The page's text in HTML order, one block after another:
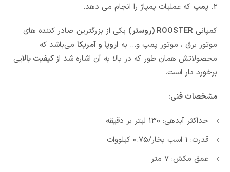
پمپ که عملیات پمپاژ را انجام می دهد.
کمپانی ROOSTER (روستر)
یکی از بزرگترین صادر کننده های
موتور برق ، موتور پمپ و… به اروپا و آمریکا می‌باشد که
محصولاتش همان طور که در بالا به آن اشاره شد از کیفیت بالایی
برخورد دار است.
مشخصات فنی:
حداکثر آبدهی: 130 لیتر بر دقیقه
قدرت: 1 اسب بخار/0.75 کیلووات
عمق مکش: 7 متر